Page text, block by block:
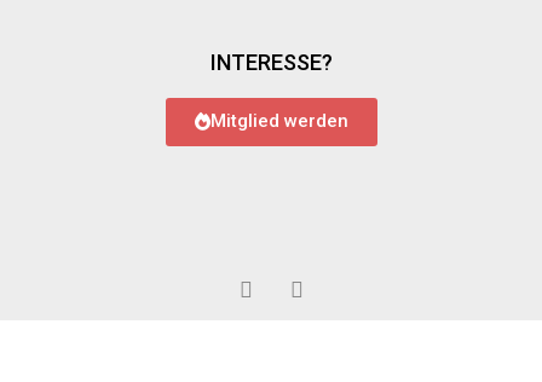
INTERESSE?
Mitglied werden